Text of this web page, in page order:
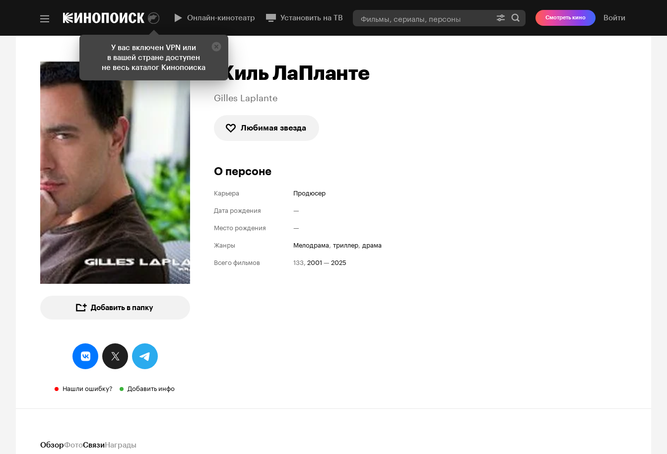
У вас включен VPN или
в вашей стране доступен
не весь каталог Кинопоиска
Онлайн-кинотеатр Установить на ТВ Смотреть кино Войти
Добавить в папку
Нашли ошибку? Добавить инфо
Жиль ЛаПланте
Gilles Laplante
Любимая звезда
О персоне
Карьера
Продюсер
Дата рождения
—
Место рождения
—
Жанры
мелодрама, триллер, драма
Всего фильмов
133, 2001 — 2025
ОбзорФотоСвязиНаграды